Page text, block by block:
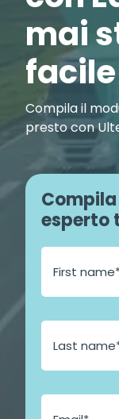
mai
Compila il
presto con
esperto
E